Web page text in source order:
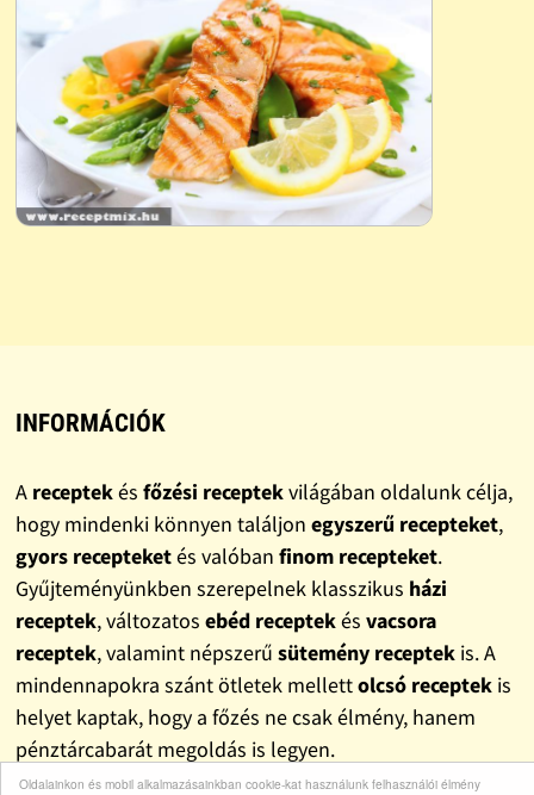
Oldalainkon és mobil alkalmazásainkban cookie-kat használunk felhasználói élmény
INFORMÁCIÓK
A receptekés főzési receptekvilágában oldalunk célja,
hogy mindenki könnyen találjon egyszerű recepteket,
gyors recepteketés valóban finom recepteket.
Gyűjteményünkben szerepelnek klasszikus házi
receptek, változatos ebéd receptekés vacsora
receptek, valamint népszerű sütemény receptekis. A
mindennapokra szánt ötletek mellettolcsó receptekis
helyet kaptak, hogy a főzés ne csak élmény, hanem
pénztárcabarát megoldás is legyen.